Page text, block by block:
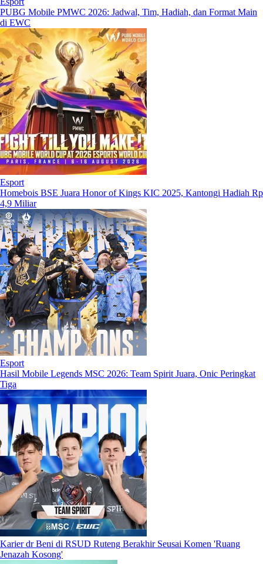
PUBG Mobile PMWC 2026: Jadwal, Tim, Hadiah, dan Format Main
di EWC
Esport
Homebois BSE Juara Honor of Kings KIC 2025, Kantongi Hadiah Rp
4,9 Miliar
Esport
Hasil Mobile Legends MSC 2026: Team Spirit Juara, Onic Peringkat
Tiga
Karier dr Beni di RSUD Ruteng Berakhir Seusai Komen 'Ruang
Jenazah Kosong'